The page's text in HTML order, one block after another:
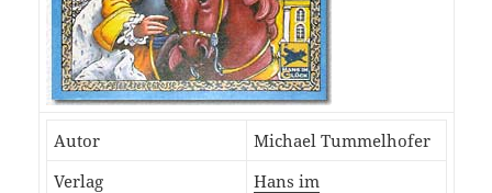
Autor
Michael Tummelhofer
Verlag
Hans im